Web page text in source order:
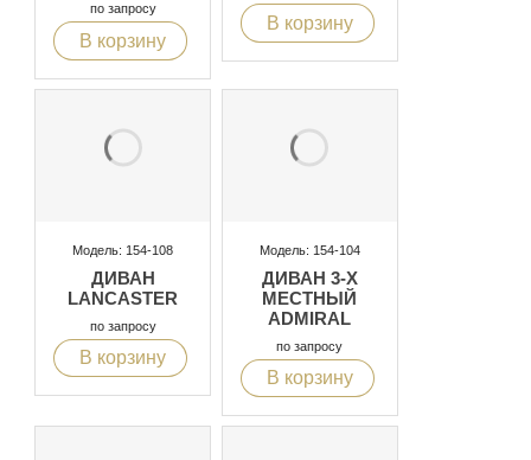
по запросу
В корзину
В корзину
Модель: 154-108
ДИВАН
LANCASTER
по запросу
В корзину
Модель: 154-104
ДИВАН 3-Х
МЕСТНЫЙ
ADMIRAL
по запросу
В корзину